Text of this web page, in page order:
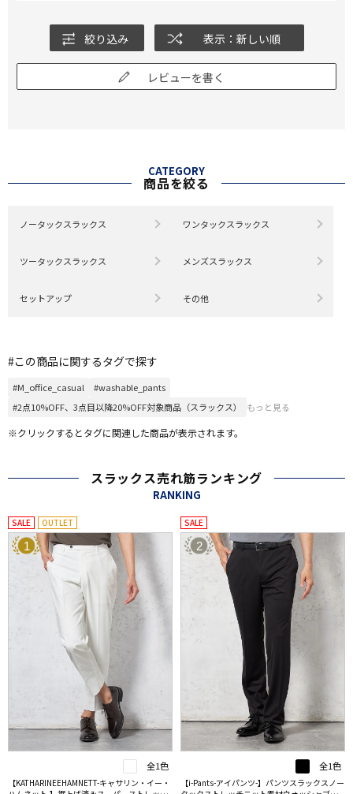
絞り込み 表示：新しい順
レビューを書く
CATEGORY
商品を絞る
ノータックスラックス ワンタックスラックス
ツータックスラックス メンズスラックス
セットアップ その他
#この商品に関するタグで探す
#M_office_casual
#washable_pants
#2点10%OFF、3点目以降20%OFF対象商品（スラックス）
もっと見る
※クリックするとタグに関連した商品が表示されます。
スラックス売れ筋ランキング
RANKING
SALE OUTLET
1
全1色
【KATHARINEEHAMNETT-キャサリン・イー・
SALE
2
全1色
【i-Pants-アイパンツ-】パンツスラックスノー